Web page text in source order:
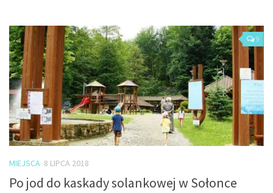
9
MIEJSCA 8 LIPCA 2018
Po jod do kaskady solankowej w Sołonce